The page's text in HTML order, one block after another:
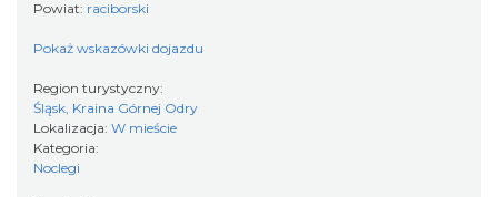
Powiat: raciborski
Pokaż wskazówki dojazdu
Region turystyczny:
Śląsk, Kraina Górnej Odry
Lokalizacja: W mieście
Kategoria:
Noclegi